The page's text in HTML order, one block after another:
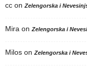
cc on Zelengorska i
Mira on Zelengorska i
Milos on Zelengorska i